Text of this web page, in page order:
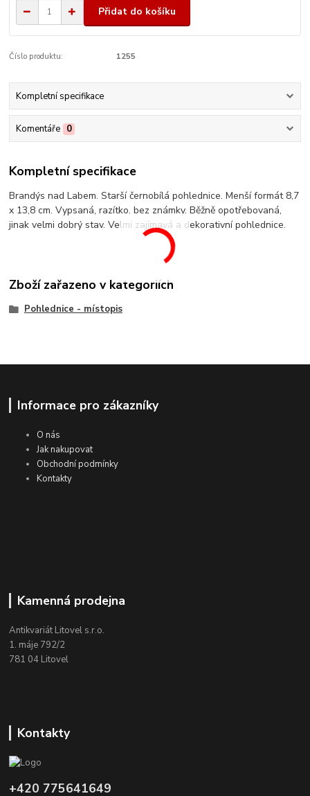
Přidat do košíku
Číslo produktu: 1255
Kompletní specifikace
Komentáře 0
Kompletní specifikace
Brandýs nad Labem. Starší černobílá pohlednice. Menší formát 8,7
x 13,8 cm. Vypsaná, razítko, bez známky. Běžně opotřebovaná,
jinak velmi dobrý stav. Velmi zajímavá a dekorativní pohlednice.
Zboží zařazeno v kategoriích
Pohlednice - místopis
Informace pro zákazníky
O nás
Jak nakupovat
Obchodní podmínky
Kontakty
Kamenná prodejna
Antikvariát Litovel s.r.o.
1. máje 792/2
781 04 Litovel
Kontakty
+420 775641649